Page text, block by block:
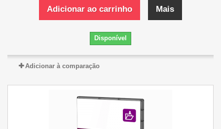
Adicionar ao carrinho Mais
Disponível
Adicionar à comparação